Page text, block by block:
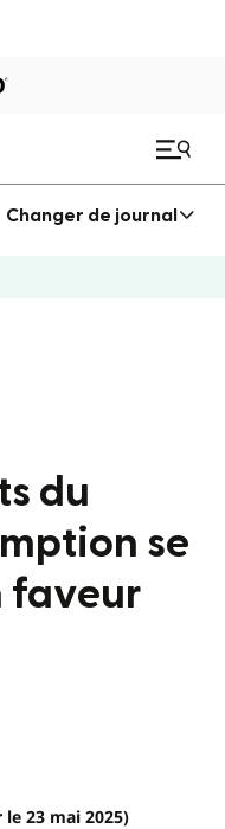
Changer de journal
du
se
faveur
23 mai 2025)